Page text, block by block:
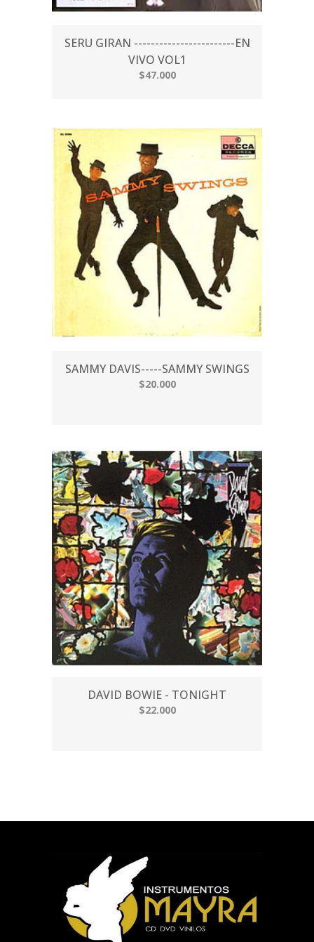
SERU GIRAN ------------------------EN
VIVO VOL1
$47.000
SAMMY DAVIS-----SAMMY SWINGS
$20.000
DAVID BOWIE - TONIGHT
$22.000